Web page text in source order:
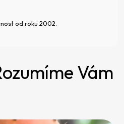
od roku 2002.
Vám